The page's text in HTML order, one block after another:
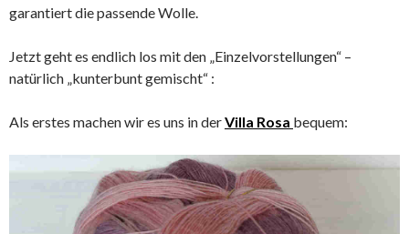
garantiert die passende Wolle.
Jetzt geht es endlich los mit den „Einzelvorstellungen“ –
natürlich „kunterbunt gemischt“ :
Als erstes machen wir es uns in derVilla Rosa bequem: